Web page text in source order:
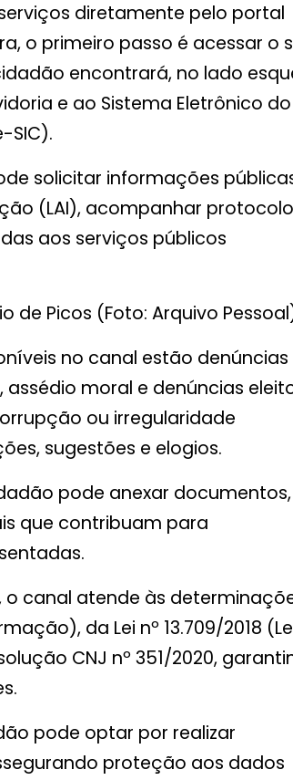
diretamente pelo portal
o primeiro passo é acessar o
encontrará, no lado
e ao Sistema Eletrônico do
SIC).
solicitar informações
(LAI), acompanhar
aos serviços públicos
de Picos (Foto: Arquivo
no canal estão denúncias
moral e denúncias
ou irregularidade
sugestões e elogios.
pode anexar documentos,
que contribuam para
canal atende às
da Lei nº 13.709/2018
CNJ nº 351/2020,
pode optar por realizar
proteção aos dados